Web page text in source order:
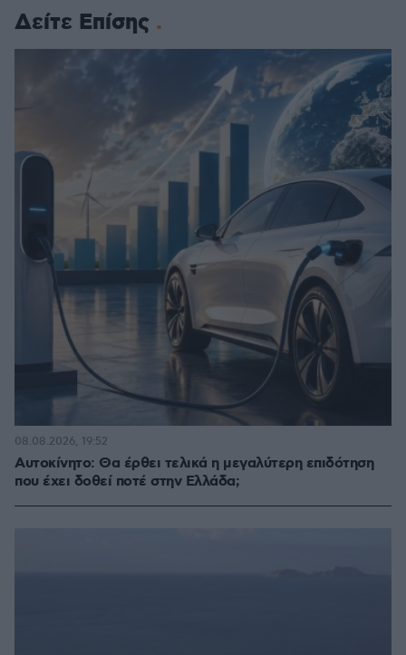
Δείτε Επίσης
Αυτοκίνητο: Θα έρθει τελικά η μεγαλύτερη επιδότηση
που έχει δοθεί ποτέ στην Ελλάδα;
08.08.2026, 19:52